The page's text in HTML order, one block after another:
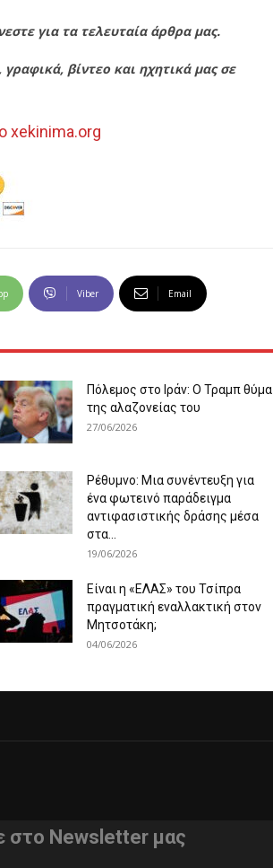
για τα τελευταία άρθρα μας.
βίντεο και ηχητικά μας σε
xekinima.org
Viber Email
Πόλεμος στο Ιράν: Ο Τραμπ θύμα
της αλαζονείας του
27/06/2026
Ρέθυμνο: Μια συνέντευξη για
ένα φωτεινό παράδειγμα
αντιφασιστικής δράσης μέσα
στα...
19/06/2026
Είναι η «ΕΛΑΣ» του Τσίπρα
πραγματική εναλλακτική στον
Μητσοτάκη;
04/06/2026
στο Newsletter μας